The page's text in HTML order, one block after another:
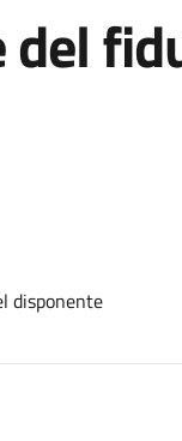
disponente